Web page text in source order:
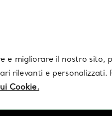
e migliorare il nostro
e personalizzati.
Cookie.